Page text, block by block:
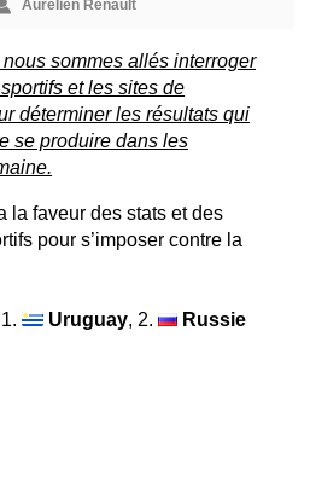
Aurelien Renault
sommes allés interroger
et les sites de
déterminer les résultats qui
se produire dans les
la faveur des stats et des
pour s’imposer contre la
1. Uruguay, 2. Russie